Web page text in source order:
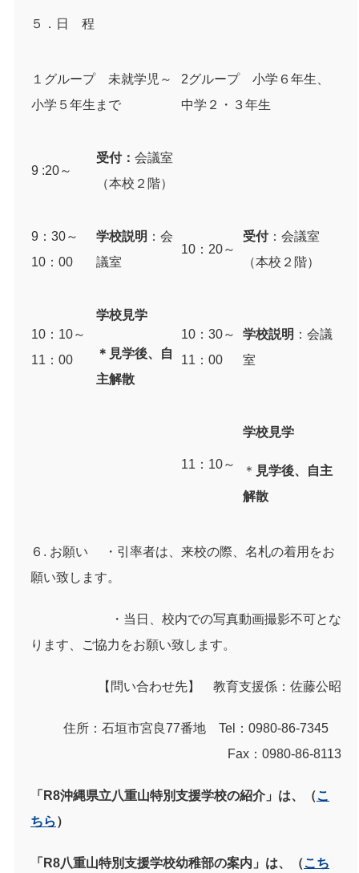
５．日 程
１グループ 未就学児～
小学５年生まで
2グループ 小学６年生、
中学２・３年生
9 :20～
受付： 会議室
（本校２階）
9： 30～
10 ： 00
学校説明 ：会
議室
10： 20～
受付：会議室
（本校２階）
10： 10～
11 ： 00
学校見学
＊見学後、自
主解散
10： 30～
11 ： 00
学校説明 ：会議
室
11： 10～
学校見学
＊ 見学後、自主
解散
６ . お願い ・引率者は、来校の際、名札の着用をお
願い致します。
・当日、校内での写真動画撮影不可とな
ります、ご協力をお願い致します。
【問い合わせ先】 教育支援係：佐藤公昭
住所：石垣市宮良77番地 Tel ： 0980-86-7345
Fax ： 0980-86-8113
「 R8沖縄県立八重山特別支援学校の紹介」は、（こ
ちら ）
「 R8八重山特別支援学校幼稚部の案内」は、（こち